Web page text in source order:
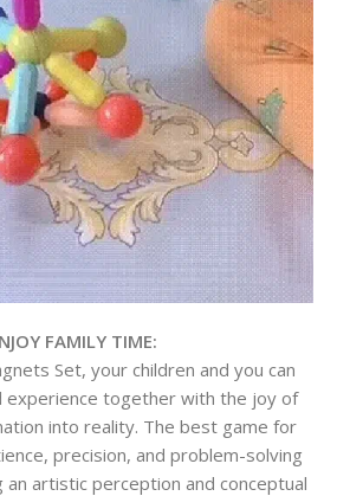
FAMILY TIME:
Set, your children and you can
experience together with the joy of
into reality. The best game for
precision, and problem-solving
an artistic perception and conceptual